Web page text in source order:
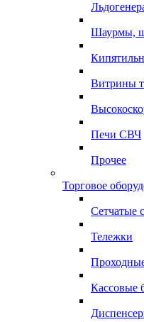
Шаурмы,
Витрины
Печи СВЧ
Прочее
Торговое
Сетчатые
Тележки
Кассовые